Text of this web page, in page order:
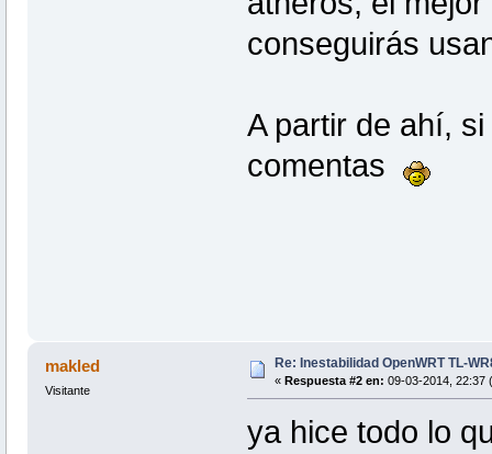
conseguirás
A partir de ahí,
comentas
makled
Visitante
Re: Inestabilidad OpenWRT TL-
« Respuesta #2 en: 09-03-2014, 22:37
ya hice todo lo